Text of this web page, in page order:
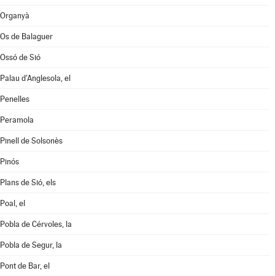
Organyà
Os de Balaguer
Ossó de Sió
Palau d'Anglesola, el
Penelles
Peramola
Pinell de Solsonès
Pinós
Plans de Sió, els
Poal, el
Pobla de Cérvoles, la
Pobla de Segur, la
Pont de Bar, el